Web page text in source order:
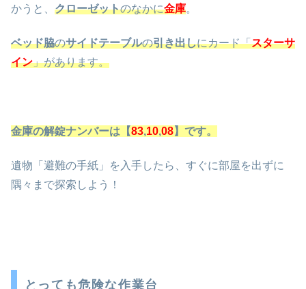
かうと、 クローゼットのなかに金庫。
ベッド脇のサイドテーブルの引き出しにカード「スターサ
イン」があります。
金庫の解錠ナンバーは【83,10,08】です。
遺物「避難の手紙」を入手したら、すぐに部屋を出ずに
隅々まで探索しよう！
とっても危険な作業台